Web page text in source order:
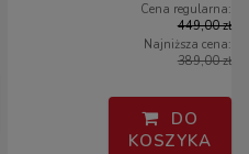
Cena regularna:
449,00 zł
Najniższa cena:
389,00 zł
DO
KOSZYKA